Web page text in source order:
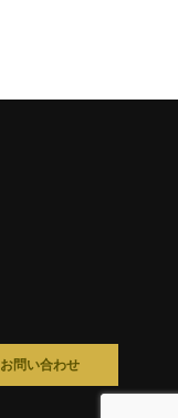
お問い合わせ